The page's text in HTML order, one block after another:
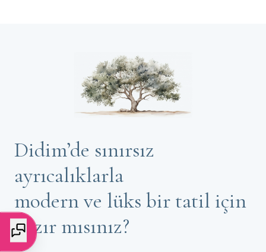
Didim’de sınırsız
ayrıcalıklarla
modern ve lüks bir tatil için
hazır mısınız?